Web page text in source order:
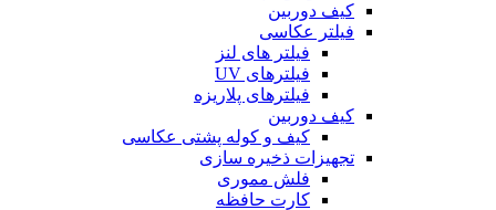
کیف دوربین
فیلتر عکاسی
فیلتر های لنز
فیلترهای UV
فیلترهای پلاریزه
کیف دوربین
کیف و کوله پشتی عکاسی
تجهیزات ذخیره سازی
فلش مموری
کارت حافظه